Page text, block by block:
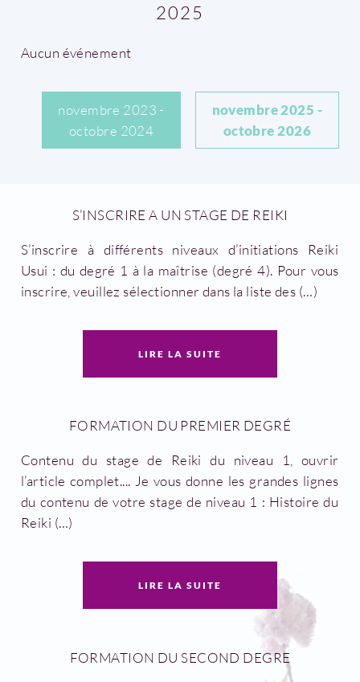
2025
Aucun événement
novembre 2023 -
octobre 2024
novembre 2025 -
octobre 2026
S’INSCRIRE A UN STAGE DE REIKI
S’inscrire à différents niveaux d’initiations Reiki
Usui : du degré 1 à la maîtrise (degré 4). Pour vous
inscrire, veuillez sélectionner dans la liste des (…)
LIRE LA SUITE
FORMATION DU PREMIER DEGRÉ
Contenu du stage de Reiki du niveau 1, ouvrir
l’article complet.... Je vous donne les grandes lignes
du contenu de votre stage de niveau 1 : Histoire du
Reiki (…)
LIRE LA SUITE
FORMATION DU SECOND DEGRE